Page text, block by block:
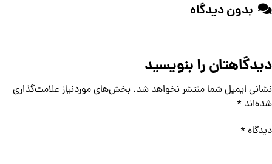
بدون دیدگاه
دیدگاهتان را بنویسید
نشانی ایمیل شما منتشر نخواهد شد. بخش‌های موردنیاز علامت‌گذاری
شده‌اند *
دیدگاه *